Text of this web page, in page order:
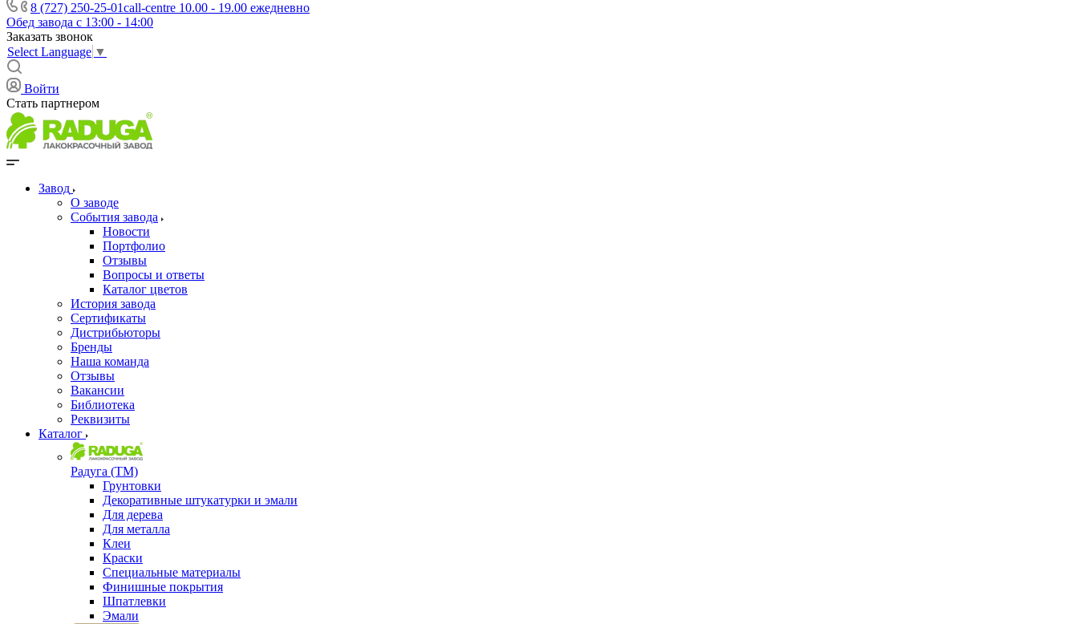
8 (727) 250-25-01call-centre 10.00 - 19.00 ежедневно
Обед завода с 13:00 - 14:00
Заказать звонок
Select Language ▼
Войти
Стать партнером
Завод
О заводе
События завода
Новости
Портфолио
Отзывы
Вопросы и ответы
Каталог цветов
История завода
Сертификаты
Дистрибьюторы
Бренды
Наша команда
Отзывы
Вакансии
Библиотека
Реквизиты
Каталог
Радуга (ТМ)
Грунтовки
Декоративные штукатурки и эмали
Для дерева
Для металла
Клеи
Краски
Специальные материалы
Финишные покрытия
Шпатлевки
Эмали